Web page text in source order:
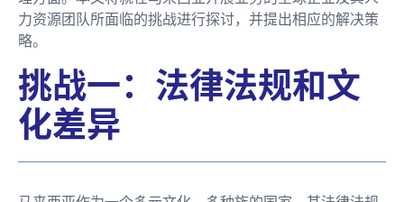
力资源团队所面临的挑战进行探讨，并提出相应的解决策
略。
挑战一：法律法规和文
化差异